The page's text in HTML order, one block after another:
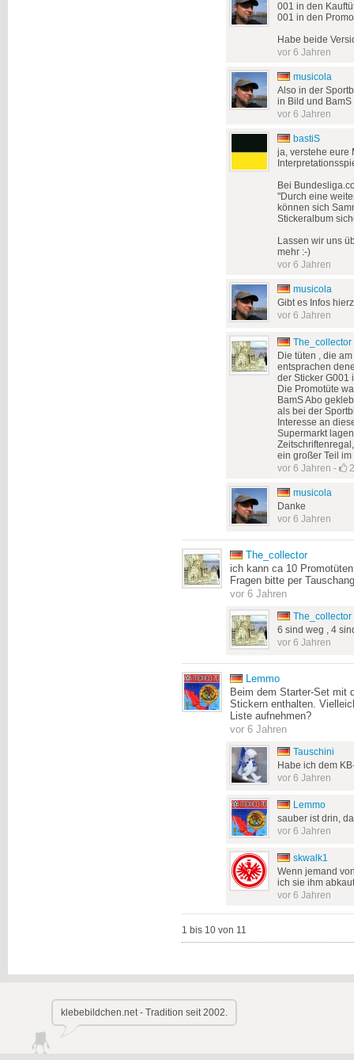
001 in den
001 in den
Habe beide
vor 6 Jahren
musicola
Also in der
in Bild und
vor 6 Jahren
bastiS
ja, verstehe eure
Bei
"Durch eine
können sich
Stickeralbum
Lassen wir uns
mehr :-)
vor 6 Jahren
musicola
Gibt es Infos
vor 6 Jahren
The_collector
Die tüten , die
entsprachen
der Sticker G001
Die Promotüte
BamS Abo
als bei der
Interesse an
Supermarkt
ein großer Teil
vor 6 Jahren - 2
musicola
Danke
vor 6 Jahren
The_collector
ich kann ca 10
Fragen bitte per
vor 6 Jahren
The_collector
6 sind weg , 4
vor 6 Jahren
Lemmo
Beim dem Starter-Set mit
Stickern enthalten.
Liste aufnehmen?
vor 6 Jahren
Tauschini
Habe ich dem
vor 6 Jahren
Lemmo
sauber ist drin,
vor 6 Jahren
skwalk1
Wenn jemand
ich sie ihm
vor 6 Jahren
1 bis 10 von 11
klebebildchen.net - Tradition seit 2002.